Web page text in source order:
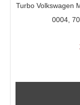
Turbo Volkswagen
0004,